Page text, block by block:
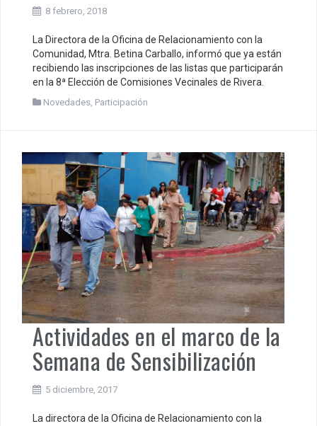
8 febrero, 2018
La Directora de la Oficina de Relacionamiento con la
Comunidad, Mtra. Betina Carballo, informó que ya están
recibiendo las inscripciones de las listas que participarán
en la 8ª Elección de Comisiones Vecinales de Rivera.
Novedades, Participación
Actividades en el marco de la
Semana de Sensibilización
5 diciembre, 2017
La directora de la Oficina de Relacionamiento con la